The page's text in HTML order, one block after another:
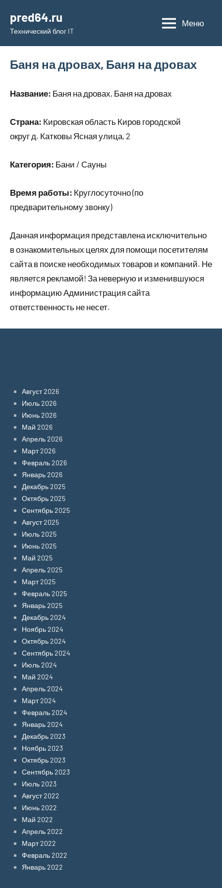
содержимому
pred64.ru
Технический блог IT
Меню
Баня на дровах, Баня на дровах
Название: Баня на дровах, Баня на дровах
Страна: Кировская область Киров городской
округ д. Катковы Ясная улица, 2
Категория: Бани / Сауны
Время работы: Круглосуточно (по
предварительному звонку)
Данная информация представлена исключительно
в ознакомительных целях для помощи посетителям
сайта в поиске необходимых товаров и компаний. Не
является рекламой! За неверную и изменившуюся
информацию Администрация сайта
ответственность не несет.
Август 2026
Июль 2026
Июнь 2026
Май 2026
Апрель 2026
Март 2026
Февраль 2026
Январь 2026
Декабрь 2025
Октябрь 2025
Сентябрь 2025
Август 2025
Июль 2025
Июнь 2025
Май 2025
Апрель 2025
Март 2025
Февраль 2025
Январь 2025
Декабрь 2024
Ноябрь 2024
Октябрь 2024
Сентябрь 2024
Июль 2024
Май 2024
Апрель 2024
Март 2024
Февраль 2024
Январь 2024
Декабрь 2023
Ноябрь 2023
Октябрь 2023
Сентябрь 2023
Июль 2023
Август 2022
Июнь 2022
Май 2022
Апрель 2022
Март 2022
Февраль 2022
Январь 2022